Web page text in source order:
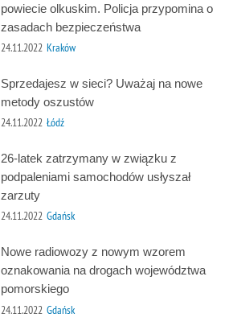
powiecie olkuskim. Policja przypomina o
zasadach bezpieczeństwa
24.11.2022 Kraków
Sprzedajesz w sieci? Uważaj na nowe
metody oszustów
24.11.2022 Łódź
26-latek zatrzymany w związku z
podpaleniami samochodów usłyszał
zarzuty
24.11.2022 Gdańsk
Nowe radiowozy z nowym wzorem
oznakowania na drogach województwa
pomorskiego
24.11.2022 Gdańsk